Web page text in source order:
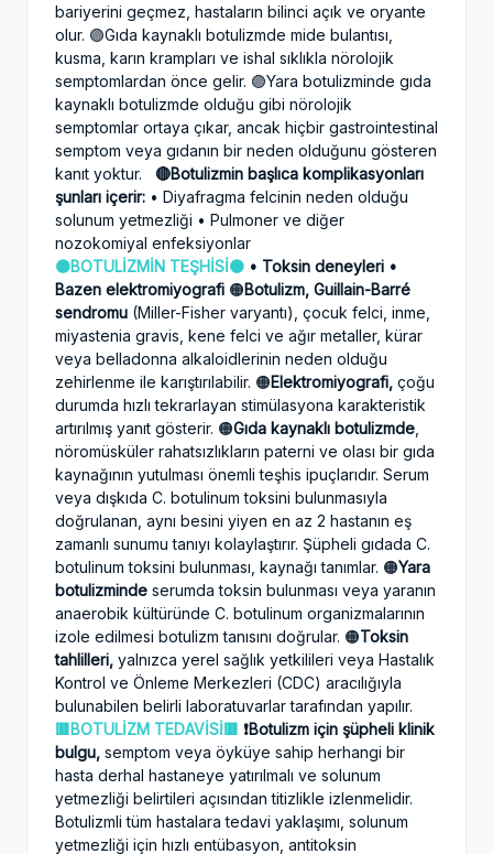
bariyerini geçmez, hastaların bilinci açık ve oryante
olur. 🟣Gıda kaynaklı botulizmde mide bulantısı,
kusma, karın krampları ve ishal sıklıkla nörolojik
semptomlardan önce gelir. 🟣Yara botulizminde gıda
kaynaklı botulizmde olduğu gibi nörolojik
semptomlar ortaya çıkar, ancak hiçbir gastrointestinal
semptom veya gıdanın bir neden olduğunu gösteren
kanıt yoktur. 🔴Botulizmin başlıca komplikasyonları
şunları içerir: • Diyafragma felcinin neden olduğu
solunum yetmezliği • Pulmoner ve diğer
nozokomiyal enfeksiyonlar
🟠BOTULİZMİN TEŞHİSİ🟠 • Toksin deneyleri •
Bazen elektromiyografi 🟠Botulizm, Guillain-Barré
sendromu (Miller-Fisher varyantı), çocuk felci, inme,
miyastenia gravis, kene felci ve ağır metaller, kürar
veya belladonna alkaloidlerinin neden olduğu
zehirlenme ile karıştırılabilir. 🟠Elektromiyografi, çoğu
durumda hızlı tekrarlayan stimülasyona karakteristik
artırılmış yanıt gösterir. 🟠Gıda kaynaklı botulizmde
nöromüsküler rahatsızlıkların paterni ve olası bir gıda
kaynağının yutulması önemli teşhis ipuçlarıdır. Serum
veya dışkıda C. botulinum toksini bulunmasıyla
doğrulanan, aynı besini yiyen en az 2 hastanın eş
zamanlı sunumu tanıyı kolaylaştırır. Şüpheli gıdada C.
botulinum toksini bulunması, kaynağı tanımlar. 🟠Yara
botulizminde serumda toksin bulunması veya yaranın
anaerobik kültüründe C. botulinum organizmalarının
izole edilmesi botulizm tanısını doğrular. 🟠Toksin
tahlilleri, yalnızca yerel sağlık yetkilileri veya Hastalık
Kontrol ve Önleme Merkezleri (CDC) aracılığıyla
bulunabilen belirli laboratuvarlar tarafından yapılır.
🟥BOTULİZM TEDAVİSİ🟥 ❗️Botulizm için şüpheli klinik
bulgu, semptom veya öyküye sahip herhangi bir
hasta derhal hastaneye yatırılmalı ve solunum
yetmezliği belirtileri açısından titizlikle izlenmelidir.
Botulizmli tüm hastalara tedavi yaklaşımı, solunum
yetmezliği için hızlı entübasyon, antitoksin